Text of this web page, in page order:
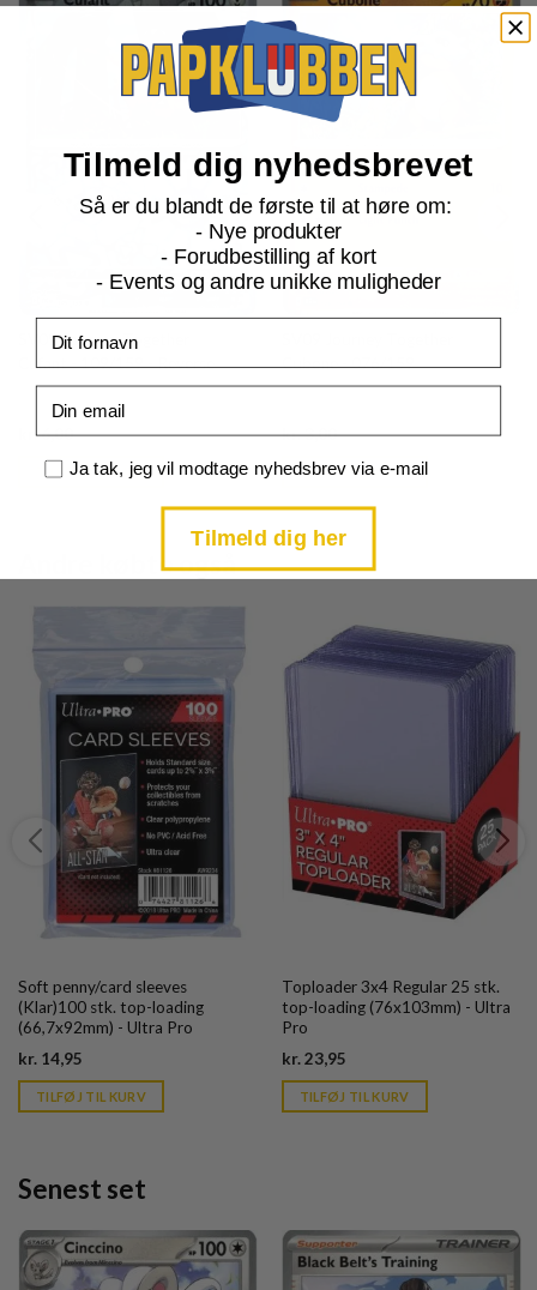
SV09 Journey Together
Cufant - 109/159 - Reverse
kr.6,00Current
is:
kr. 39,95.
TILFØJ TIL KURV
Cubone - 076/159
kr.3,00Current
is:
kr. 39,95.
TILFØJ TIL KURV
Andre købte også
Soft penny/card sleeves
(Klar)100 stk. top-loading
(66,7x92mm) - Ultra Pro
kr. 14,95
is:
kr. 39,95.
TILFØJ TIL KURV
Toploader 3x4 Regular 25 stk.
top-loading (76x103mm) - Ultra
Pro
kr.23,95Current
is:
kr. 39,95.
TILFØJ TIL KURV
Senest set
Tilmeld dig nyhedsbrevet
Så er du blandt de første til at høre om:
- Nye produkter
- Forudbestilling af kort
- Events og andre unikke muligheder
Samtykke
Ja tak, jeg vil modtage nyhedsbrev via e-mail
Tilmeld dig her